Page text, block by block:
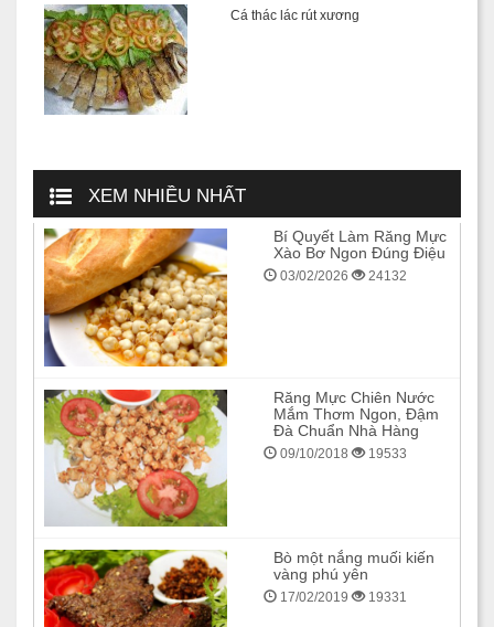
Cá thác lác rút xương
XEM NHIỀU NHẤT
Bí Quyết Làm Răng Mực
Xào Bơ Ngon Đúng Điệu
03/02/2026 24132
Răng Mực Chiên Nước
Mắm Thơm Ngon, Đậm
Đà Chuẩn Nhà Hàng
09/10/2018 19533
Bò một nắng muối kiến
vàng phú yên
17/02/2019 19331